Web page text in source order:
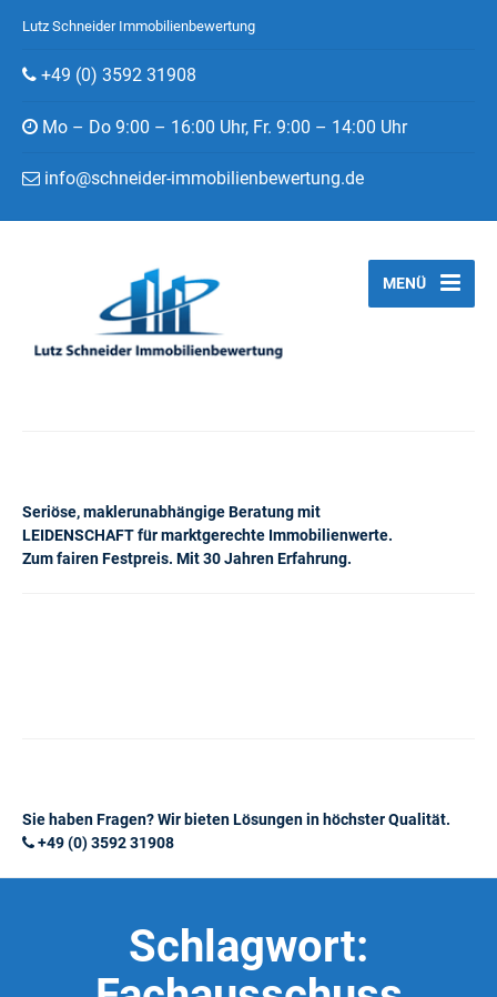
Lutz Schneider Immobilienbewertung
+49 (0) 3592 31908
Mo – Do 9:00 – 16:00 Uhr, Fr. 9:00 – 14:00 Uhr
info@schneider-immobilienbewertung.de
Seriöse, maklerunabhängige Beratung mit
LEIDENSCHAFT für marktgerechte Immobilienwerte.
Zum fairen Festpreis. Mit 30 Jahren Erfahrung.
MENÜ
Sie haben Fragen? Wir bieten Lösungen in höchster Qualität.
+49 (0) 3592 31908
Schlagwort: